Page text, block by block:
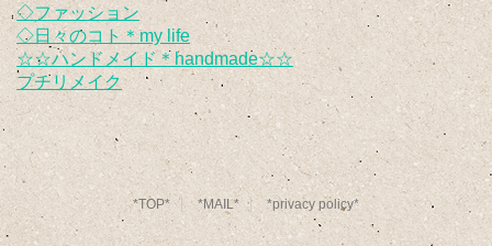
◇ファッション
◇日々のコト＊my life
☆☆ハンドメイド＊handmade☆☆
プチリメイク
*TOP* *MAIL* *privacy policy*